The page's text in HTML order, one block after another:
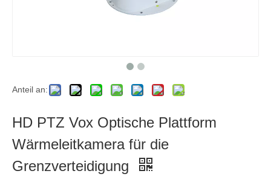
Anteil an:
HD PTZ Vox Optische Plattform
Wärmeleitkamera für die
Grenzverteidigung